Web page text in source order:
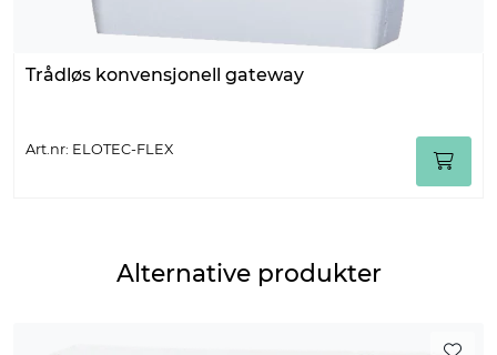
Trådløs konvensjonell gateway
Art.nr: ELOTEC-FLEX
Alternative produkter